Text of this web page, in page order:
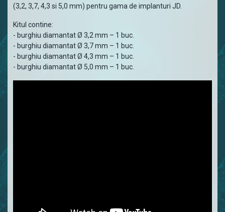
(3,2, 3,7, 4,3 si 5,0 mm) pentru gama de implanturi JD.
Kitul contine:
- burghiu diamantat Ø 3,2 mm – 1 buc.
- burghiu diamantat Ø 3,7 mm – 1 buc.
- burghiu diamantat Ø 4,3 mm – 1 buc.
- burghiu diamantat Ø 5,0 mm – 1 buc.